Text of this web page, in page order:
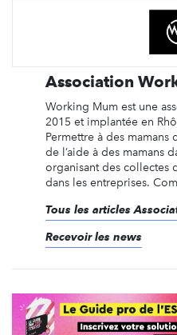
Association
Working Mum est une
2015 et implantée en
Permettre à des mamans
de l’aide à des mamans
organisant des collectes
dans les entreprises.
Tous les articles
Recevoir les news